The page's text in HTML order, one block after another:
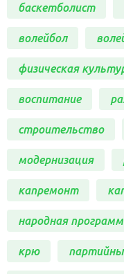
баскетболист
волейбол
физическая
воспитание
строительство
модернизация
капремонт
народная
крю